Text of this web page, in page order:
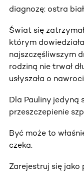
diagnozę: ostra
Świat się
którym
najszczęśliwszym
rodziną nie trwał
usłyszała o
Dla Pauliny jedyną
przeszczepienie
Być może to
czeka.
Zarejestruj się jako